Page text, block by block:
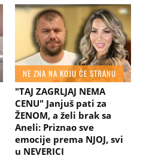
NE ZNA NA KOJU ĆE STRANU
"TAJ ZAGRLJAJ NEMA
CENU" Janjuš pati za
ŽENOM, a želi brak sa
Aneli: Priznao sve
emocije prema NJOJ, svi
u NEVERICI